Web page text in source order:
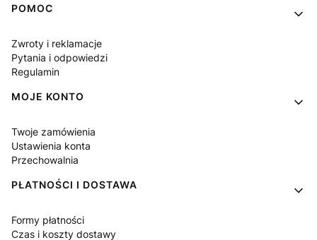
Linki w stopce
POMOC
Zwroty i reklamacje
Pytania i odpowiedzi
Regulamin
MOJE KONTO
Twoje zamówienia
Ustawienia konta
Przechowalnia
PŁATNOŚCI I DOSTAWA
Formy płatności
Czas i koszty dostawy